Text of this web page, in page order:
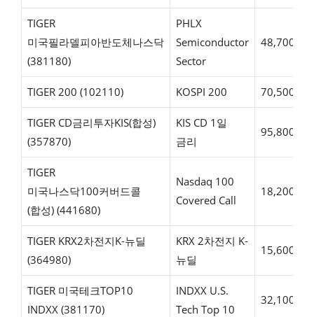
TIGER
미국필라델피아반도체나스닥
(381180)
PHLX
Semiconductor
Sector
48,700
TIGER 200 (102110) KOSPI 200 70,500
TIGER CD금리투자KIS(합성)
(357870)
KIS CD 1일
금리
95,800
TIGER
미국나스닥100커버드콜
(합성) (441680)
Nasdaq 100
Covered Call
18,200
TIGER KRX2차전지K-뉴딜
(364980)
KRX 2차전지 K-
뉴딜
15,600
TIGER 미국테크TOP10
INDXX (381170)
INDXX U.S.
Tech Top 10
32,100